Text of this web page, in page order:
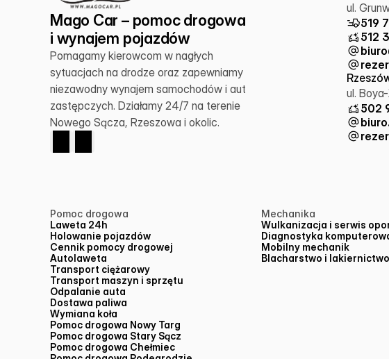
Mago Car – pomoc drogowa
i wynajem pojazdów
Pomagamy kierowcom w nagłych
sytuacjach na drodze oraz zapewniamy
niezawodny wynajem samochodów i aut
zastępczych. Działamy 24/7 na terenie
Nowego Sącza, Rzeszowa i okolic.
ul.
519
512
ul.
502
Pomoc drogowa
Laweta 24h
Holowanie pojazdów
Cennik pomocy drogowej
Autolaweta
Transport ciężarowy
Transport maszyn i sprzętu
Odpalanie auta
Dostawa paliwa
Wymiana koła
Pomoc drogowa Nowy Targ
Pomoc drogowa Stary Sącz
Pomoc drogowa Chełmiec
Mechanika
Wulkanizacja i serwis
Diagnostyka
Mobilny mechanik
Blacharstwo i lakiernictwo